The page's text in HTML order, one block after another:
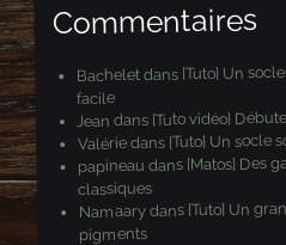
Commentaires
Bacheletdans [Tuto] Un
facile
Jean dans [Tuto vidéo]
Valériedans [Tuto] Un socle
papineau dans [Matos] Des
classiques
Namaarydans [Tuto] Un
pigments